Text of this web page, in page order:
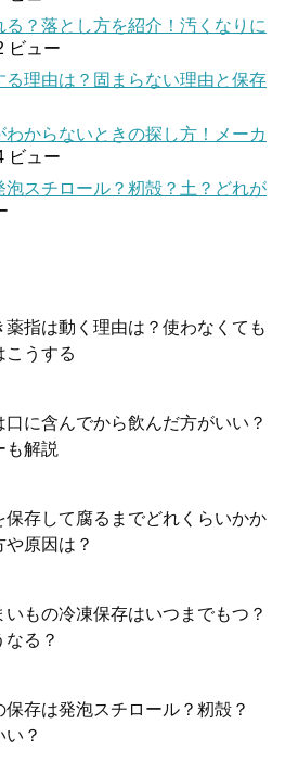
る？落とし方を紹介！汚くなりに
ビュー
理由は？固まらない理由と保存
からないときの探し方！メーカ
ビュー
泡スチロール？籾殻？土？どれが
薬指は動く理由は？使わなくても
こうする
口に含んでから飲んだ方がいい？
も解説
保存して腐るまでどれくらいかか
や原因は？
いもの冷凍保存はいつまでもつ？
る？
保存は発泡スチロール？籾殻？
い？